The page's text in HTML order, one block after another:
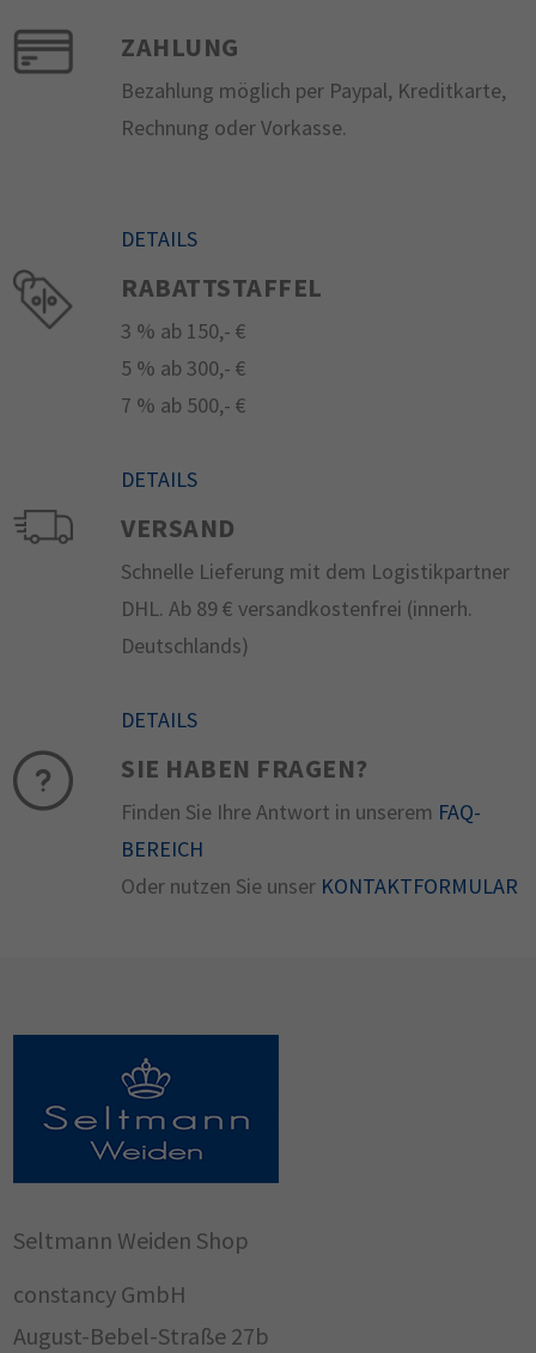
ZAHLUNG
Bezahlung möglich per Paypal, Kreditkarte,
Rechnung oder Vorkasse.
DETAILS
RABATTSTAFFEL
3 % ab 150,- €
5 % ab 300,- €
7 % ab 500,- €
DETAILS
VERSAND
Schnelle Lieferung mit dem Logistikpartner
DHL. Ab 89 € versandkostenfrei (innerh.
Deutschlands)
DETAILS
SIE HABEN FRAGEN?
Finden Sie Ihre Antwort in unserem FAQ-
BEREICH
Oder nutzen Sie unser KONTAKTFORMULAR
Seltmann Weiden Shop
constancy GmbH
August-Bebel-Straße 27b